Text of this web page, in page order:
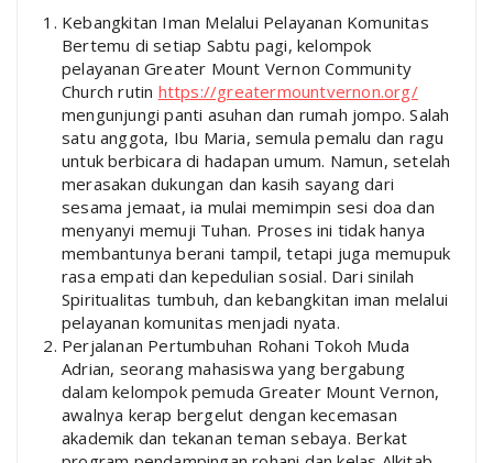
Kebangkitan Iman Melalui Pelayanan Komunitas
Bertemu di setiap Sabtu pagi, kelompok
pelayanan Greater Mount Vernon Community
Church rutin https://greatermountvernon.org/
mengunjungi panti asuhan dan rumah jompo. Salah
satu anggota, Ibu Maria, semula pemalu dan ragu
untuk berbicara di hadapan umum. Namun, setelah
merasakan dukungan dan kasih sayang dari
sesama jemaat, ia mulai memimpin sesi doa dan
menyanyi memuji Tuhan. Proses ini tidak hanya
membantunya berani tampil, tetapi juga memupuk
rasa empati dan kepedulian sosial. Dari sinilah
Spiritualitas tumbuh, dan kebangkitan iman melalui
pelayanan komunitas menjadi nyata.
Perjalanan Pertumbuhan Rohani Tokoh Muda
Adrian, seorang mahasiswa yang bergabung
dalam kelompok pemuda Greater Mount Vernon,
awalnya kerap bergelut dengan kecemasan
akademik dan tekanan teman sebaya. Berkat